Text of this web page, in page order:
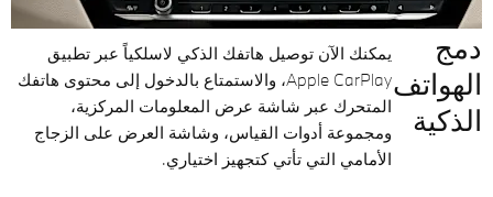
دمج
الهواتف
الذكية
يمكنك الآن توصيل هاتفك الذكي لاسلكياً عبر تطبيق
Apple CarPlay، والاستمتاع بالدخول إلى محتوى هاتفك
المتحرك عبر شاشة عرض المعلومات المركزية،
ومجموعة أدوات القياس، وشاشة العرض على الزجاج
الأمامي التي تأتي كتجهيز اختياري.